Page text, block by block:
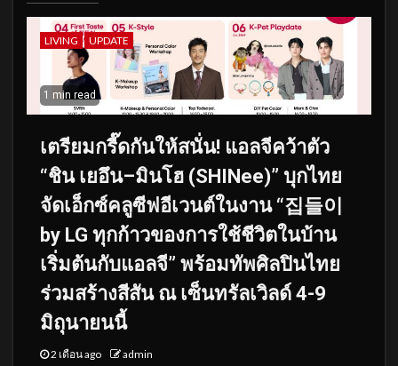
LIVING UPDATE
1 min read
เตรียมกรี๊ดกันให้สนั่น! แอลจีคว้าตัว
“ชิน เยอึน–มินโฮ (SHINee)” บุกไทย
จัดเอ็กซ์คลูซีฟอีเวนต์ในงาน “집들이
by LG ทุกก้าวของการใช้ชีวิตในบ้าน
เริ่มต้นกับแอลจี” พร้อมทัพศิลปินไทย
ร่วมสร้างสีสัน ณ เซ็นทรัลเวิลด์ 4-9
มิถุนายนนี้
2 เดือน ago admin